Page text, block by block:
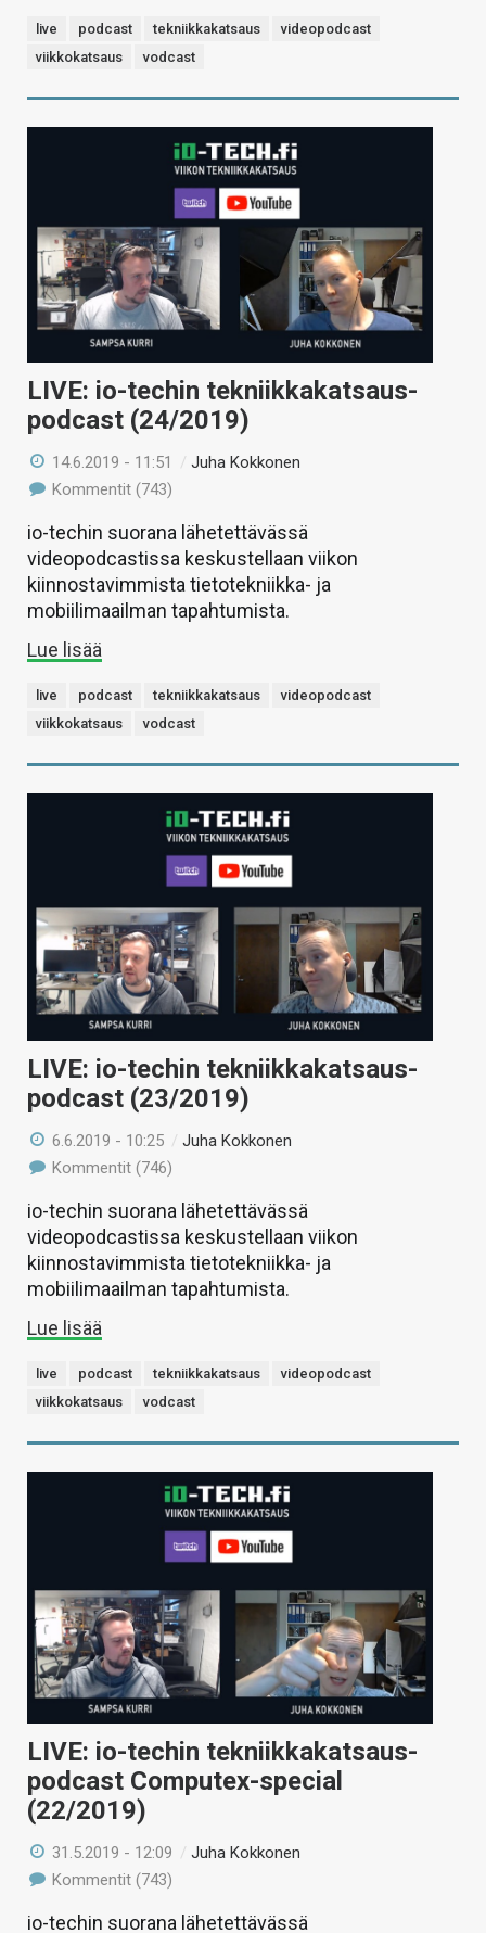
live podcast tekniikkakatsaus
videopodcast
viikkokatsaus
vodcast
LIVE: io-techin tekniikkakatsaus-
podcast (24/2019)
14.6.2019 - 11:51 /Juha Kokkonen
Kommentit (743)
io-techin suorana lähetettävässä
videopodcastissa keskustellaan viikon
kiinnostavimmista tietotekniikka- ja
mobiilimaailman tapahtumista.
Lue lisää
live podcast tekniikkakatsaus
videopodcast
viikkokatsaus
vodcast
LIVE: io-techin tekniikkakatsaus-
podcast (23/2019)
6.6.2019 - 10:25 /Juha Kokkonen
Kommentit (746)
io-techin suorana lähetettävässä
videopodcastissa keskustellaan viikon
kiinnostavimmista tietotekniikka- ja
mobiilimaailman tapahtumista.
Lue lisää
live podcast tekniikkakatsaus
videopodcast
viikkokatsaus
vodcast
LIVE: io-techin tekniikkakatsaus-
podcast Computex-special
(22/2019)
31.5.2019 - 12:09 /Juha Kokkonen
Kommentit (743)
io-techin suorana lähetettävässä